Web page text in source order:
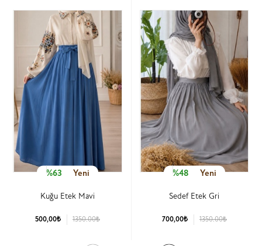
%63 Yeni
Kuğu Etek Mavi
500,00₺ 1350.00₺
%48 Yeni
Sedef Etek Gri
700,00₺ 1350.00₺